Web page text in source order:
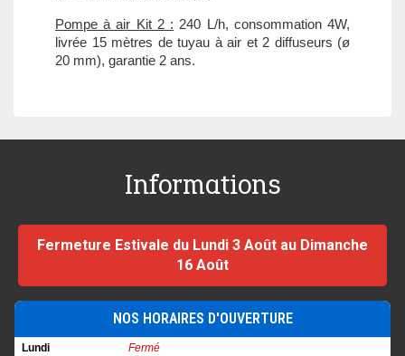
Pompe à air Kit 2 : 240 L/h, consommation 4W,
livrée 15 mètres de tuyau à air et 2 diffuseurs (ø
20 mm), garantie 2 ans.
Informations
Fermeture Estivale du Lundi 3 Août au Dimanche
16 Août
NOS HORAIRES D'OUVERTURE
Lundi Fermé